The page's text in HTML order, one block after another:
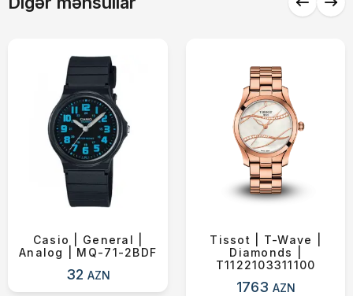
Casio | General |
Analog | MQ-71-2BDF
32 AZN
Tissot | T-Wave |
Diamonds |
T1122103311100
1763 AZN